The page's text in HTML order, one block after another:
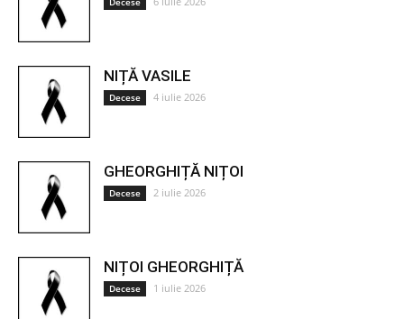
NIȚĂ VASILE
Decese 4 iulie 2026
GHEORGHIȚĂ NIȚOI
Decese 2 iulie 2026
NIȚOI GHEORGHIȚĂ
Decese 1 iulie 2026